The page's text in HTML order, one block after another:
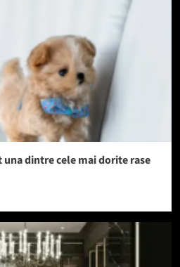
una dintre cele mai dorite rase